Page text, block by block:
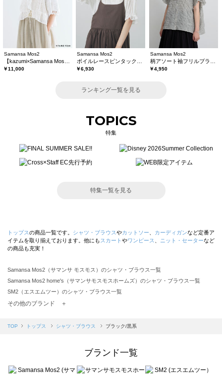
Samansa Mos2
￥11,000
Samansa Mos2
￥6,930
Samansa Mos2
￥4,950
ランキング一覧を見る
TOPICS
特集
特集一覧を見る
トップスの商品一覧です。 シャツ・ブラウスやカットソー カーディガンなど定番ア
イテムを取り揃えております。他にも スカート やワンピース ニット・セーターなど
の商品も充実！
Samansa Mos2（サマンサ モスモス）のシャツ・ブラウス一覧
Samansa Mos2 home's（サマンサモスモスホームズ）のシャツ・ブラウス一覧
SM2（エスエムツー）のシャツ・ブラウス一覧
Samansa Mos2 blue（サマンサモスモス ブルー）のシャツ・ブラウス一覧
sō4ū（ソウフォーユー）のシャツ・ブラウス一覧
Te chichi（テチチ）のシャツ・ブラウス一覧
その他のブランド ＋
TOP トップス シャツ・ブラウス ブラック/黒系
ブランド一覧